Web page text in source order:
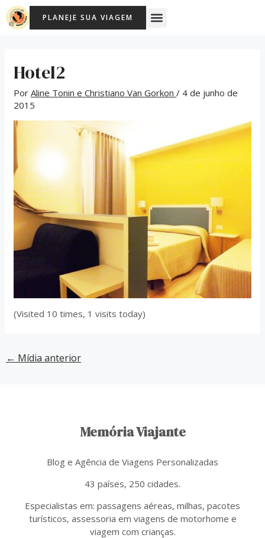
para
PLANEJE SUA VIAGEM Menu
Hotel2
PorAline Tonin e Christiano Van Gorkon/ 4 de junho de
2015
(Visited 10 times, 1 visits today)
Post
navigation
← Mídia anterior
Memória Viajante
Blog e Agência de Viagens Personalizadas
43 países, 250 cidades.
Especialistas em: passagens aéreas, milhas, pacotes
turísticos, assessoria em viagens de motorhome e
viagem com crianças.